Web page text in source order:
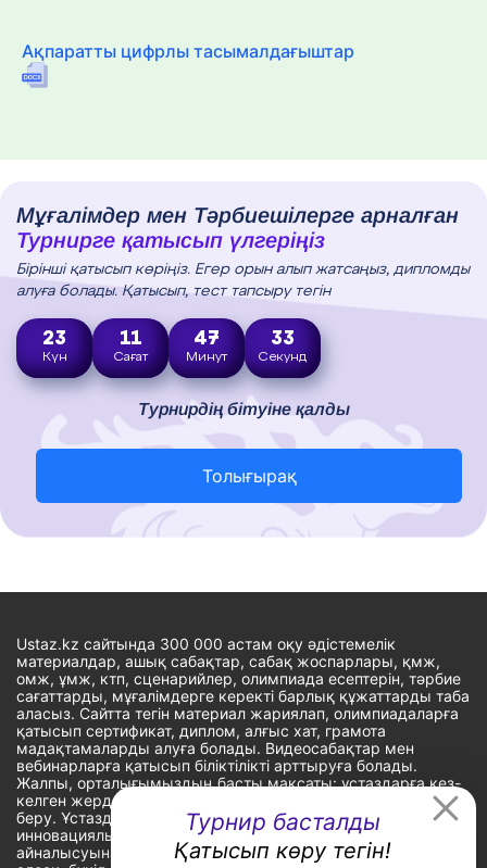
Турнир басталды
Қатысып көру тегін!
Ақпаратты цифрлы тасымалдағыштар
Мұғалімдер мен Тәрбиешілерге арналған
Турнирге қатысып үлгеріңіз
Бірінші қатысып көріңіз. Егер орын алып жатсаңыз, дипломды
алуға болады. Қатысып, тест тапсыру тегін
23
Күн
11
Сағат
47
Минут
32
Секунд
Турнирдің бітуіне қалды
Толығырақ
Ustaz.kz сайтында 300 000 астам оқу әдістемелік
материалдар, ашық сабақтар, сабақ жоспарлары, қмж,
омж, ұмж, ктп, сценарийлер, олимпиада есептерін, тәрбие
сағаттарды, мұғалімдерге керекті барлық құжаттарды таба
аласыз. Сайтта тегін материал жариялап, олимпиадаларға
қатысып сертификат, диплом, алғыс хат, грамота
мадақтамаларды алуға болады. Видеосабақтар мен
вебинарларға қатысып біліктілікті арттыруға болады.
Жалпы, орталығымыздың басты мақсаты: ұстаздарға кез-
келген жерде, кез-келген уақытта білім алуына мүмкіндік
беру. Ұстаздардың барлық өзекті мәселелеріне
инновациялық шешім тауып, шығармашылық жұмыспен
айналысуына уақыт сыйлау. «Ұстаздарға сапалы білім бере